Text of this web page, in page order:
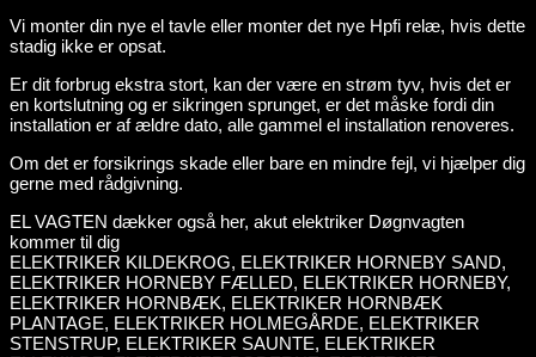
Vi monter din nye el tavle eller monter det nye Hpfi relæ, hvis dette
stadig ikke er opsat.
Er dit forbrug ekstra stort, kan der være en strøm tyv, hvis det er
en kortslutning og er sikringen sprunget, er det måske fordi din
installation er af ældre dato, alle gammel el installation renoveres.
Om det er forsikrings skade eller bare en mindre fejl, vi hjælper dig
gerne med rådgivning.
EL VAGTEN dækker også her, akut elektriker Døgnvagten
kommer til dig
ELEKTRIKER KILDEKROG, ELEKTRIKER HORNEBY SAND,
ELEKTRIKER HORNEBY FÆLLED, ELEKTRIKER HORNEBY,
ELEKTRIKER HORNBÆK, ELEKTRIKER HORNBÆK
PLANTAGE, ELEKTRIKER HOLMEGÅRDE, ELEKTRIKER
STENSTRUP, ELEKTRIKER SAUNTE, ELEKTRIKER